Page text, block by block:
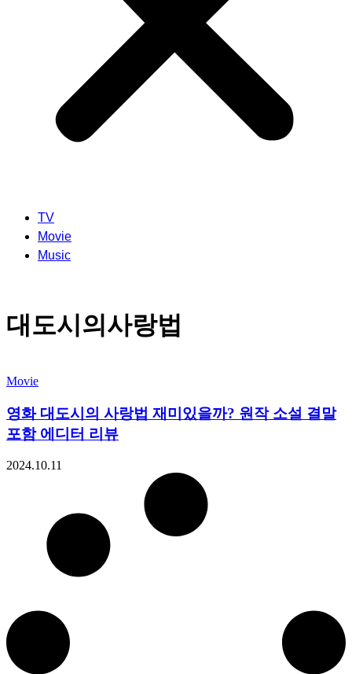
TV
Movie
Music
대도시의사랑법
Movie
영화 대도시의 사랑법 재미있을까? 원작 소설 결말
포함 에디터 리뷰
2024.10.11